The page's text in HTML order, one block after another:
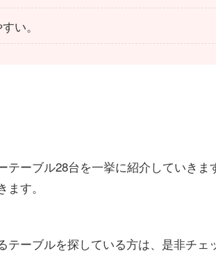
い。
テーブル28台を一挙に紹介していきま
す。
テーブルを探している方は、是非チェ